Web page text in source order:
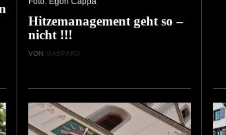
Hitzemanagement geht so –
nicht !!!
VON GASPARD